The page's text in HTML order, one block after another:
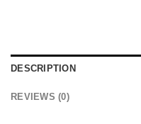
DESCRIPTION
REVIEWS (0)